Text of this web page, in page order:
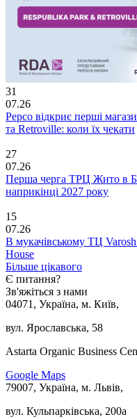
31
07.26
Pepco відкриє перші
та Retroville: коли їх чекати
27
07.26
Перша черга ТРЦ Жито в
наприкінці 2027 року
15
07.26
В мукачівському ТЦ
House
Більше цікавого
Є питання?
Зв'яжіться з нами
04071, Україна, м. Київ,
вул. Ярославська, 58
Astarta Organic Business
Google Maps
79007, Україна, м. Львів,
вул. Кульпарківська, 200а